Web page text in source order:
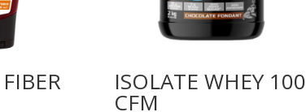
ISOLATE WHEY 100
CFM